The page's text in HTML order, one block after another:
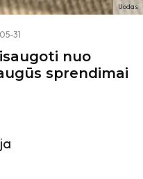
Uodas
31
nuo
sprendimai